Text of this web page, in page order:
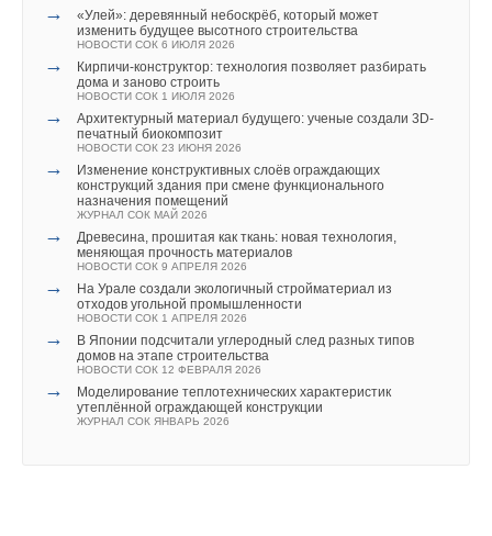
→
«Улей»: деревянный небоскрёб, который может
изменить будущее высотного строительства
НОВОСТИ СОК 6 ИЮЛЯ 2026
→
Кирпичи-конструктор: технология позволяет разбирать
дома и заново строить
НОВОСТИ СОК 1 ИЮЛЯ 2026
→
Архитектурный материал будущего: ученые создали 3D-
печатный биокомпозит
НОВОСТИ СОК 23 ИЮНЯ 2026
→
Изменение конструктивных слоёв ограждающих
конструкций здания при смене функционального
назначения помещений
ЖУРНАЛ СОК МАЙ 2026
→
Древесина, прошитая как ткань: новая технология,
меняющая прочность материалов
НОВОСТИ СОК 9 АПРЕЛЯ 2026
→
На Урале создали экологичный стройматериал из
отходов угольной промышленности
НОВОСТИ СОК 1 АПРЕЛЯ 2026
→
В Японии подсчитали углеродный след разных типов
домов на этапе строительства
НОВОСТИ СОК 12 ФЕВРАЛЯ 2026
→
Моделирование теплотехнических характеристик
утеплённой ограждающей конструкции
ЖУРНАЛ СОК ЯНВАРЬ 2026